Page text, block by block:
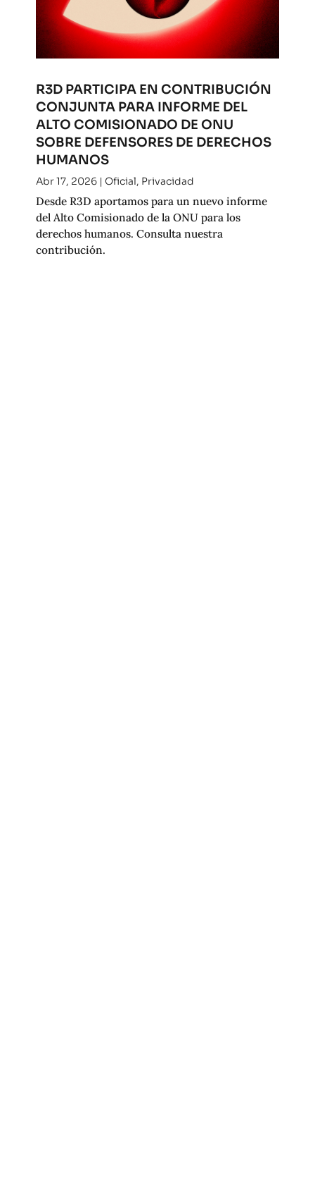
R3D PARTICIPA EN CONTRIBUCIÓN
CONJUNTA PARA INFORME DEL
ALTO COMISIONADO DE ONU
SOBRE DEFENSORES DE DERECHOS
HUMANOS
Abr 17, 2026| Oficial, Privacidad
Desde R3D aportamos para un nuevo informe
del Alto Comisionado de la ONU para los
derechos humanos. Consulta nuestra
contribución.